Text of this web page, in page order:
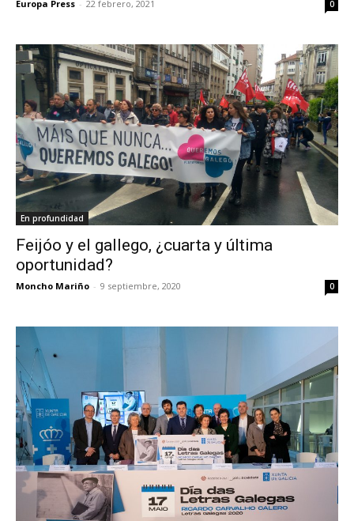
Europa Press - 22 febrero, 2021 0
En profundidad
Feijóo y el gallego, ¿cuarta y última
oportunidad?
Moncho Mariño - 9 septiembre, 2020 0